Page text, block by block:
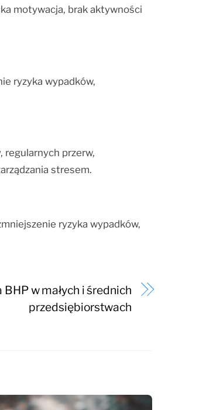
motywacja, brak aktywności
ryzyka wypadków,
regularnych przerw,
stresem.
ryzyka wypadków,
w małych i średnich
przedsiębiorstwach